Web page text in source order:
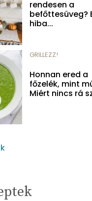
rendesen a
befőttesüveg?
hiba...
GRILLEZZ!
Honnan ered a
főzelék, mint
Miért nincs rá